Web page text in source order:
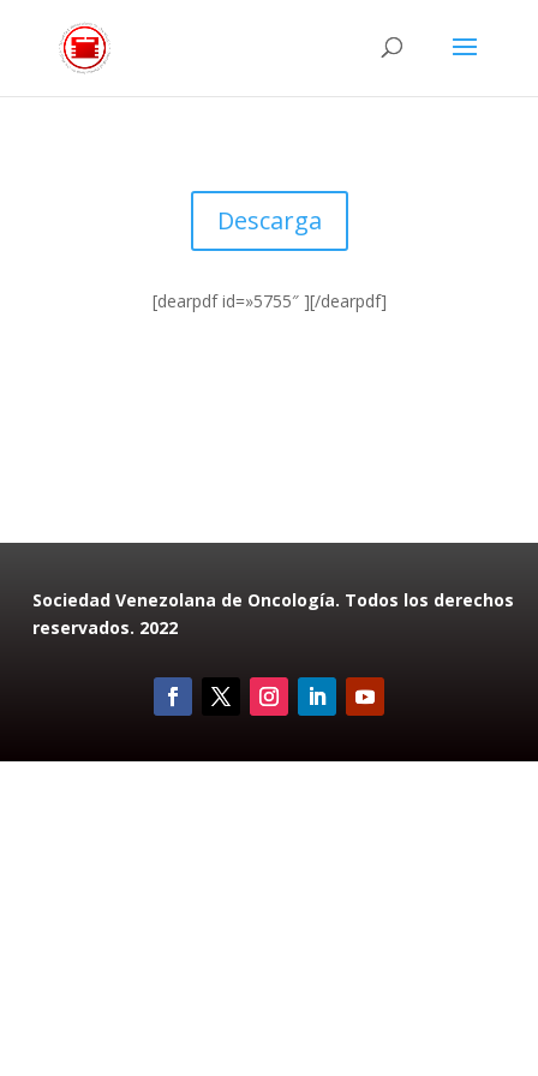
Descarga
[dearpdf id=»5755″ ][/dearpdf]
Sociedad Venezolana de Oncología. Todos los derechos
reservados. 2022